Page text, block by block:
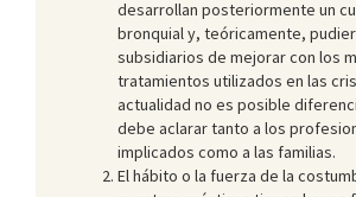
desarrollan posteriormente un
bronquial y, teóricamente,
subsidiarios de mejorar con los
tratamientos utilizados en las
actualidad no es posible
debe aclarar tanto a los
implicados como a las familias.
El hábito o la fuerza de la